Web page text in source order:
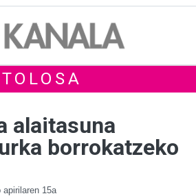
TOLOSA
alaitasuna
borrokatzeko
apirilaren 15a